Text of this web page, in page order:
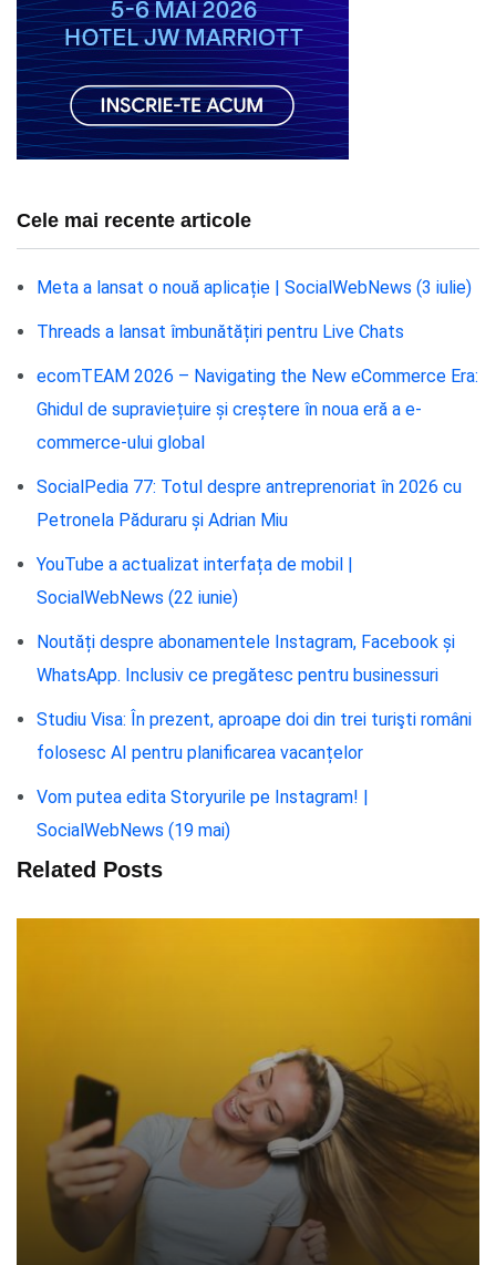
Cele mai recente articole
Meta a lansat o nouă aplicație | SocialWebNews (3 iulie)
Threads a lansat îmbunătățiri pentru Live Chats
ecomTEAM 2026 – Navigating the New eCommerce Era:
Ghidul de supraviețuire și creștere în noua eră a e-
commerce-ului global
SocialPedia 77: Totul despre antreprenoriat în 2026 cu
Petronela Păduraru și Adrian Miu
YouTube a actualizat interfața de mobil |
SocialWebNews (22 iunie)
Noutăți despre abonamentele Instagram, Facebook și
WhatsApp. Inclusiv ce pregătesc pentru businessuri
Studiu Visa: În prezent, aproape doi din trei turişti români
folosesc AI pentru planificarea vacanțelor
Vom putea edita Storyurile pe Instagram! |
SocialWebNews (19 mai)
Related Posts